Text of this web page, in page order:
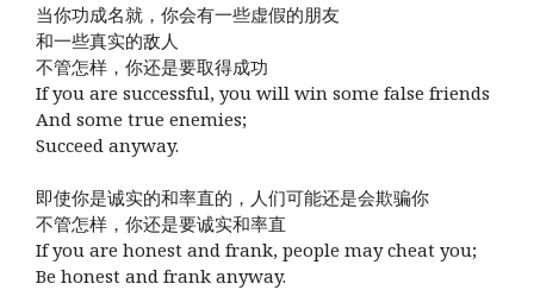
当你功成名就，你会有一些虚假的朋友
和一些真实的敌人
不管怎样，你还是要取得成功
If you are successful, you will win some false friends
And some true enemies;
Succeed anyway.
即使你是诚实的和率直的，人们可能还是会欺骗你
不管怎样，你还是要诚实和率直
If you are honest and frank, people may cheat you;
Be honest and frank anyway.